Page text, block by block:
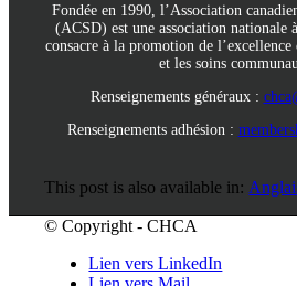
Fondée en 1990, l’Association
(ACSD) est une association nationale
consacre à la promotion de
et les soins
Renseignements généraux :
Renseignements adhésion :
This post is also available in:
© Copyright - CHCA
Lien vers LinkedIn